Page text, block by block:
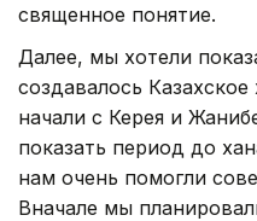
священное понятие.
Далее, мы хотели
создавалось
начали с Керея и
показать период до
нам очень помогли
Вначале мы